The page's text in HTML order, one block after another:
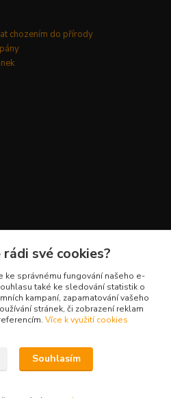
chozením do přírody
100
rádi své cookies?
ke správnému fungování našeho e-
také ke sledování statistik o
kampaní, zapamatování vašeho
stránek, či zobrazení reklam
Více k využití cookies
Souhlasím